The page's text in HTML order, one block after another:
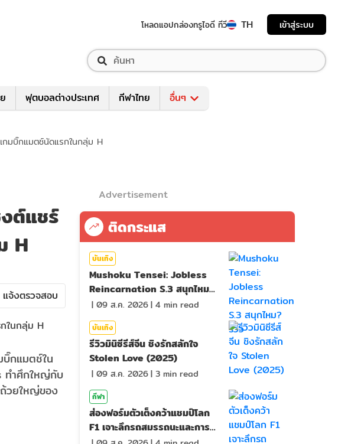
โหลดแอปกล่องทรูไอดี ทีวี TH เข้าสู่ระบบ
ฟุตบอลต่างประเทศ กีฬาไทย อื่นๆ
กมบิ๊กแมตช์นัดแรกในกลุ่ม H
ต์แชร์
H
แจ้งตรวจสอบ
กแมตช์ใน
ทำศึกใหญ่กับ
วยใหญ่ของ
Advertisement
ติดกระแส
บันเทิง
Mushoku Tensei: Jobless
Reincarnation S.3 สนุกไหม?
รีวิว
| 09 ส.ค. 2026| 4 min read
บันเทิง
รีวิวมินิซีรีส์จีน ชิงรักสลักใจ
Stolen Love (2025)
| 09 ส.ค. 2026| 3 min read
กีฬา
ส่องฟอร์มตัวเต็งคว้าแชมป์โลก
F1 เจาะลึกรถสมรรถนะและการ